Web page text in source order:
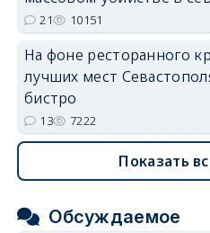
21 10151
На фоне ресторанного
лучших мест
бистро
13 7222
Показать
Обсуждаемое